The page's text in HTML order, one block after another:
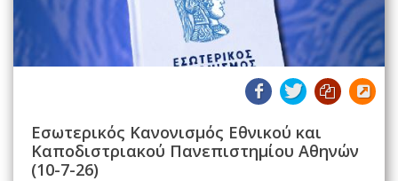
Εσωτερικός Κανονισμός Εθνικού και
Καποδιστριακού Πανεπιστημίου Αθηνών
(10-7-26)